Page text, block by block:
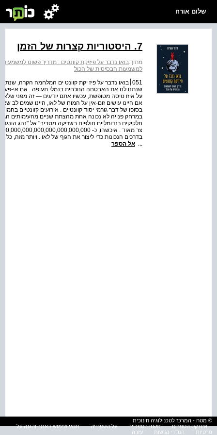
שלום אורח
7. היסטוריות קצרות של הזמן
מתוך:בואו נדבר על פיזיקת קוונטים : מדריך פשוט
למשמעות הבסיסית של הכול
שנתנו לנו את האבטחה הנוכחית בנמלי תעופה . אם אי-
אם היינו עושים זום-אין על המוח של לאו, היינו שמים לב
בסופו של דבר גורמי יסוד קוונטיים . אירועים קוונטיים
במרחק פנייה לא נכונה אחת מהצתת שניים מהעימותים
חלקיקים רנדומליים חולפים בשריקה מסביב" אל "נהג
בדרכים הנכונות כדי ליצור את הגוף של לאו . ויותר מזה,
אל הספר
© מטח - המרכז לטכנולוגיה חינוכית
אינדקס הספרים
תקנון הספרייה על הספרייה
תנאי שימוש באתר והגנה על
פרטיות
הסדרי נגישות עזרה